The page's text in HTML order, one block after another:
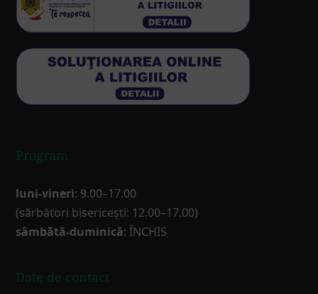
Program
luni-vineri: 9.00–17.00
(sărbători bisericești: 12.00–17.00)
sâmbătă-duminică: ÎNCHIS
Date de contact